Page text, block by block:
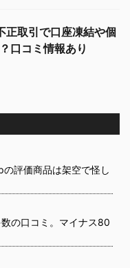
正取引で口座凍結や個
口コミ情報あり
評価商品は架空で怪し
の口コミ。マイナス80